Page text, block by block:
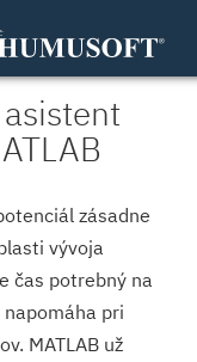
zásadne
vývoja
čas potrebný na
pri
MATLAB už